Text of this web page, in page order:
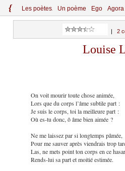
{ Les poètes Un poème Ego Agora
2
Louise
On voit mourir toute chose animée,
Lors que du corps l’âme subtile part :
Je suis le corps, toi la meilleure part :
Où es-tu donc, ô âme bien aimée ?
Ne me laissez par si longtemps pâmée,
Pour me sauver après viendrais trop
Las, ne mets point ton corps en ce
Rends-lui sa part et moitié estimée.